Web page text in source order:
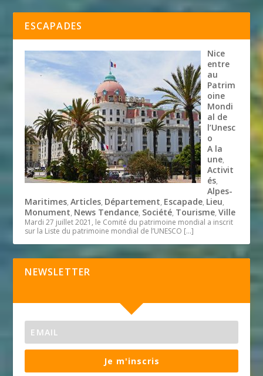
ESCAPADES
Nice
entre
au
Patrim
oine
Mondi
al de
l’Unesc
o
A la
une,
Activit
és,
Alpes-
Maritimes,Articles, Département, Escapade, Lieu,
Monument, News Tendance, Société, Tourisme,Ville
Mardi 27 juillet 2021, le Comité du patrimoine mondial a inscrit
sur la Liste du patrimoine mondial de l’UNESCO […]
NEWSLETTER
Je m'inscris